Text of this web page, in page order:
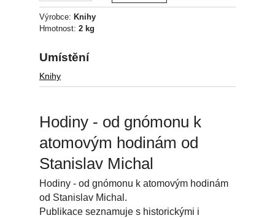
Výrobce: Knihy
Hmotnost: 2 kg
Umístění
Knihy
Hodiny - od gnómonu k
atomovým hodinám od
Stanislav Michal
Hodiny - od gnómonu k atomovým hodinám
od Stanislav Michal.
Publikace seznamuje s historickými i